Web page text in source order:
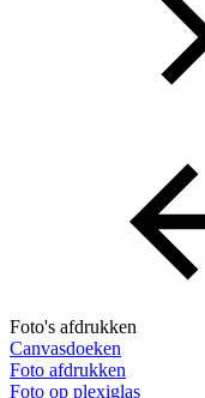
Foto's afdrukken
Canvasdoeken
Foto afdrukken
Foto op plexiglas